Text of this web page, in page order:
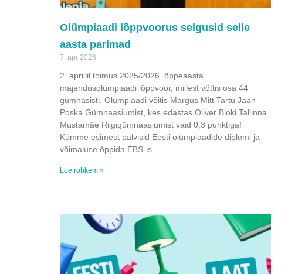
Olümpiaadi lõppvoorus selgusid selle
aasta parimad
7. apr 2026
2. aprillil toimus 2025/2026. õppeaasta
majandusolümpiaadi lõppvoor, millest võttis osa 44
gümnasisti. Olümpiaadi võitis Margus Mitt Tartu Jaan
Poska Gümnaasiumist, kes edastas Oliver Bloki Tallinna
Mustamäe Riigigümnaasiumist vaid 0,3 punktiga!
Kümme esimest pälvisid Eesti olümpiaadide diplomi ja
võimaluse õppida EBS-is
Loe rohkem »